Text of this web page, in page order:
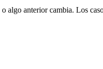
algo anterior cambia. Los